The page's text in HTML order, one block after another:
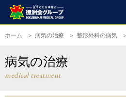
ホーム 病気の治療 整形外科の病気
病気の治療
medical treatment